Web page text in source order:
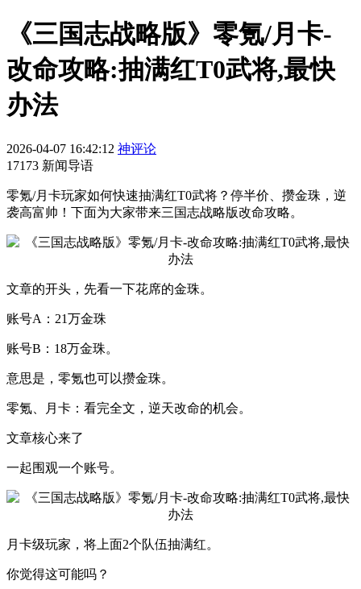
《三国志战略版》零氪/月卡-
改命攻略:抽满红T0武将,最快
办法
2026-04-07 16:42:12 神评论
17173 新闻导语
零氪/月卡玩家如何快速抽满红T0武将？停半价、攒金珠，逆
袭高富帅！下面为大家带来三国志战略版改命攻略。
文章的开头，先看一下花席的金珠。
账号A：21万金珠
账号B：18万金珠。
意思是，零氪也可以攒金珠。
零氪、月卡：看完全文，逆天改命的机会。
文章核心来了
一起围观一个账号。
月卡级玩家，将上面2个队伍抽满红。
你觉得这可能吗？